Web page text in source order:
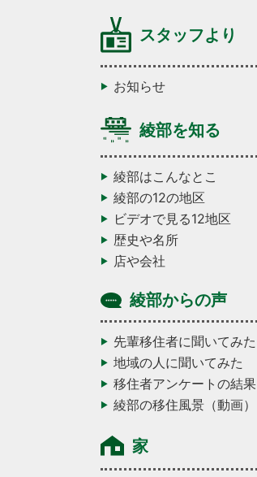
スタッフより
お知らせ
綾部を知る
綾部はこんなとこ
綾部の12の地区
ビデオで見る12地区
歴史や名所
店や会社
綾部からの声
先輩移住者に聞いてみた
地域の人に聞いてみた
移住者アンケートの結果
綾部の移住風景（動画）
家